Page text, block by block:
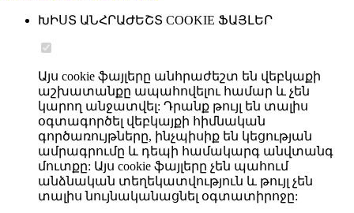
ԽԻՍՏ ԱՆՀՐԱԺԵՇՏ COOKIE ՖԱՅԼԵՐ
Այս cookie ֆայլերը անհրաժեշտ են վեբկաքի
աշխատանքը ապահովելու համար և չեն
կարող անջատվել: Դրանք թույլ են տալիս
օգտագործել վեբկայքի հիմնական
գործառույթները, ինչպիսիք են կեցության
ամրագրումը և դեպի համակարգ անվտանգ
մուտքը: Այս cookie ֆայլերը չեն պահում
անձնական տեղեկատվություն և թույլ չեն
տալիս նույնականացնել օգտատիրոջը: